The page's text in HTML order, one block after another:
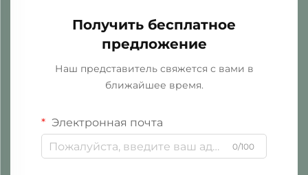
Получить бесплатное
предложение
Наш представитель свяжется с вами в
ближайшее время.
Электронная почта
0/100